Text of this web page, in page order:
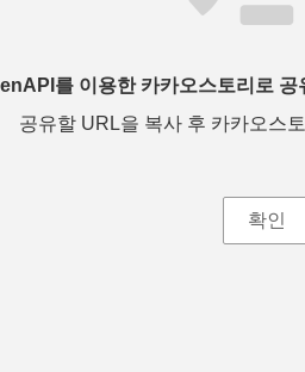
를 이용한 카카오스토리로
공유할 URL을 복사 후 카카오스
확인